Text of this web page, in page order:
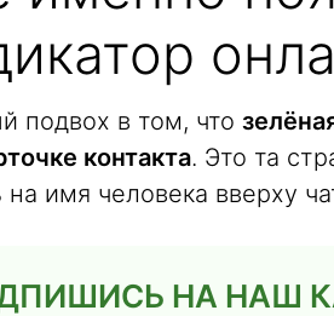
подвох в том, что
контакта. Это та
на имя человека вверху
НА НАШ